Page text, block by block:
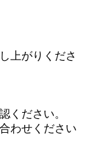
上がりくださ
ください。
わせください